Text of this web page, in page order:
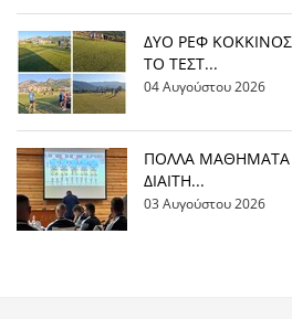
ΔΥΟ ΡΕΦ
ΤΟ ΤΕΣΤ...
04 Αυγούστου 2026
ΠΟΛΛΑ ΜΑΘΗΜΑΤΑ
ΔΙΑΙΤΗ...
03 Αυγούστου 2026